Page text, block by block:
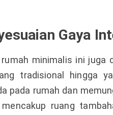
Gaya
rumah minimalis ini juga
tradisional hingga
pada rumah dan
ruang